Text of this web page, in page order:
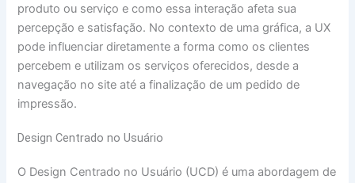
produto ou serviço e como essa interação afeta sua
percepção e satisfação. No contexto de uma gráfica, a UX
pode influenciar diretamente a forma como os clientes
percebem e utilizam os serviços oferecidos, desde a
navegação no site até a finalização de um pedido de
impressão.
Design Centrado no Usuário
O Design Centrado no Usuário (UCD) é uma abordagem de